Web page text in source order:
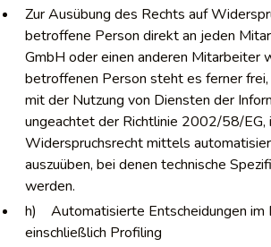
Zur Ausübung des Rechts auf
betroffene Person direkt an jeden
GmbH oder einen anderen Mitarbeiter
betroffenen Person steht es ferner frei,
mit der Nutzung von Diensten der
ungeachtet der Richtlinie 2002/58/EG,
Widerspruchsrecht mittels
auszuüben, bei denen technische
werden.
h) Automatisierte Entscheidungen im
einschließlich Profiling